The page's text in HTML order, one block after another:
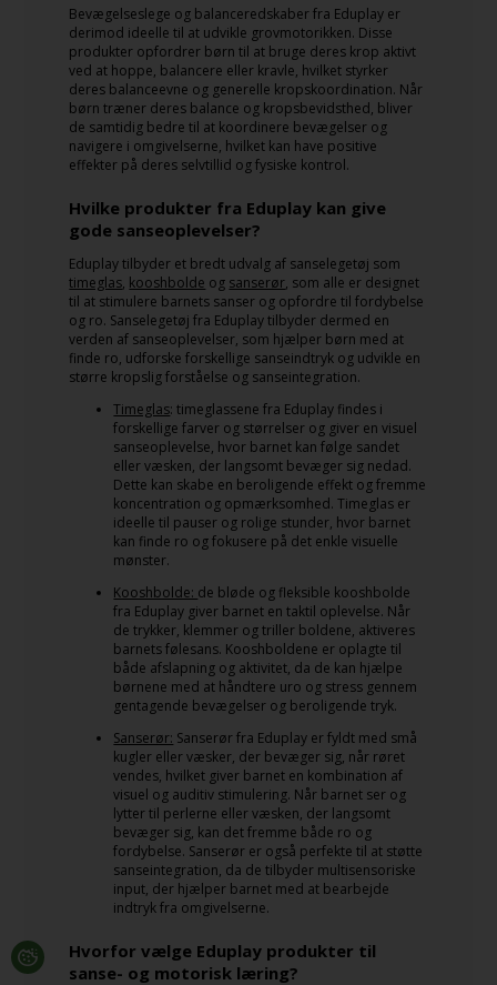
Bevægelseslege og balanceredskaber fra Eduplay er
derimod ideelle til at udvikle grovmotorikken. Disse
produkter opfordrer børn til at bruge deres krop aktivt
ved at hoppe, balancere eller kravle, hvilket styrker
deres balanceevne og generelle kropskoordination. Når
børn træner deres balance og kropsbevidsthed, bliver
de samtidig bedre til at koordinere bevægelser og
navigere i omgivelserne, hvilket kan have positive
effekter på deres selvtillid og fysiske kontrol.
Hvilke produkter fra Eduplay kan give
gode sanseoplevelser?
Eduplay tilbyder et bredt udvalg af sanselegetøj som
timeglas, kooshbolde og sanserør, som alle er designet
til at stimulere barnets sanser og opfordre til fordybelse
og ro. Sanselegetøj fra Eduplay tilbyder dermed en
verden af sanseoplevelser, som hjælper børn med at
finde ro, udforske forskellige sanseindtryk og udvikle en
større kropslig forståelse og sanseintegration.
Timeglas: timeglassene fra Eduplay findes i
forskellige farver og størrelser og giver en visuel
sanseoplevelse, hvor barnet kan følge sandet
eller væsken, der langsomt bevæger sig nedad.
Dette kan skabe en beroligende effekt og fremme
koncentration og opmærksomhed. Timeglas er
ideelle til pauser og rolige stunder, hvor barnet
kan finde ro og fokusere på det enkle visuelle
mønster.
Kooshbolde: de bløde og fleksible kooshbolde
fra Eduplay giver barnet en taktil oplevelse. Når
de trykker, klemmer og triller boldene, aktiveres
barnets følesans. Kooshboldene er oplagte til
både afslapning og aktivitet, da de kan hjælpe
børnene med at håndtere uro og stress gennem
gentagende bevægelser og beroligende tryk.
Sanserør: Sanserør fra Eduplay er fyldt med små
kugler eller væsker, der bevæger sig, når røret
vendes, hvilket giver barnet en kombination af
visuel og auditiv stimulering. Når barnet ser og
lytter til perlerne eller væsken, der langsomt
bevæger sig, kan det fremme både ro og
fordybelse. Sanserør er også perfekte til at støtte
sanseintegration, da de tilbyder multisensoriske
input, der hjælper barnet med at bearbejde
indtryk fra omgivelserne.
Hvorfor vælge Eduplay produkter til
sanse- og motorisk læring?